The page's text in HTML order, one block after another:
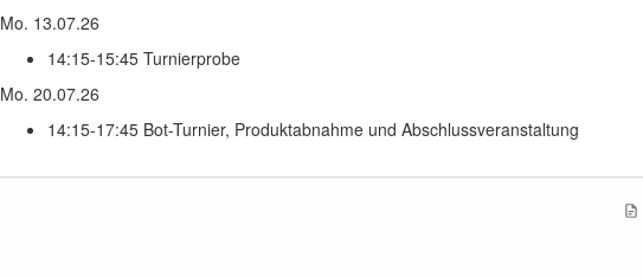
Mo. 13.07.26
14:15-15:45 Turnierprobe
Mo. 20.07.26
14:15-17:45 Bot-Turnier, Produktabnahme und Abschlussveranstaltung